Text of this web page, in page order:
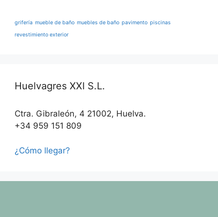
grifería mueble de baño muebles de baño pavimento piscinas
revestimiento exterior
Huelvagres XXI S.L.
Ctra. Gibraleón, 4 21002, Huelva.
+34 959 151 809
¿Cómo llegar?